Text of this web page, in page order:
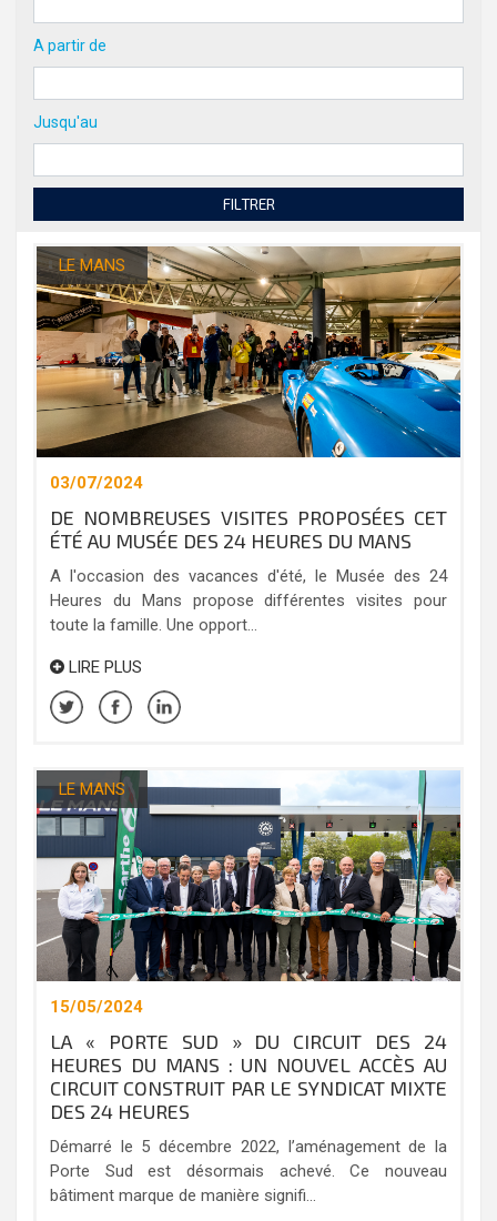
A partir de
Jusqu'au
FILTRER
LE MANS
03/07/2024
DE NOMBREUSES VISITES PROPOSÉES CET
ÉTÉ AU MUSÉE DES 24 HEURES DU MANS
A l'occasion des vacances d'été, le Musée des 24
Heures du Mans propose différentes visites pour
toute la famille. Une opport...
LIRE PLUS
LE MANS
15/05/2024
LA « PORTE SUD » DU CIRCUIT DES 24
HEURES DU MANS : UN NOUVEL ACCÈS AU
CIRCUIT CONSTRUIT PAR LE SYNDICAT MIXTE
DES 24 HEURES
Démarré le 5 décembre 2022, l’aménagement de la
Porte Sud est désormais achevé. Ce nouveau
bâtiment marque de manière signifi...